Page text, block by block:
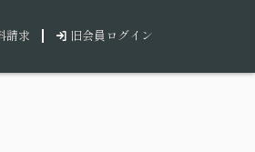
請求 旧会員ログイン